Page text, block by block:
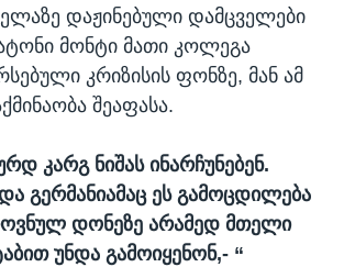
დაჟინებული დამცველები
მონტი მათი კოლეგა
კრიზისის ფონზე, მან ამ
შეაფასა.
კარგ ნიშას ინარჩუნებენ.
გერმანიამაც ეს გამოცდილება
დონეზე არამედ მთელი
უნდა გამოიყენონ,- “